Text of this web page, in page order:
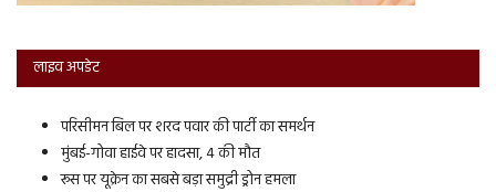
लाइव अपडेट
परिसीमन बिल पर शरद पवार की पार्टी का समर्थन
मुंबई-गोवा हाईवे पर हादसा, 4 की मौत
रूस पर यूक्रेन का सबसे बड़ा समुद्री ड्रोन हमला